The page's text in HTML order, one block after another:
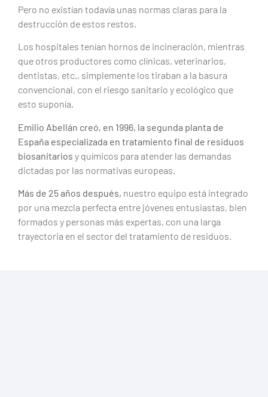
Pero no existían todavía unas normas claras para la
destrucción de estos restos.
Los hospitales tenían hornos de incineración, mientras
que otros productores como clínicas, veterinarios,
dentistas, etc., simplemente los tiraban a la basura
convencional, con el riesgo sanitario y ecológico que
esto suponía.
Emilio Abellán creó, en 1996, la segunda planta de
España especializada en tratamiento final de residuos
biosanitarios y químicos para atender las demandas
dictadas por las normativas europeas.
Más de 25 años después, nuestro equipo está integrado
por una mezcla perfecta entre jóvenes entusiastas, bien
formados y personas más expertas, con una larga
trayectoria en el sector del tratamiento de residuos.